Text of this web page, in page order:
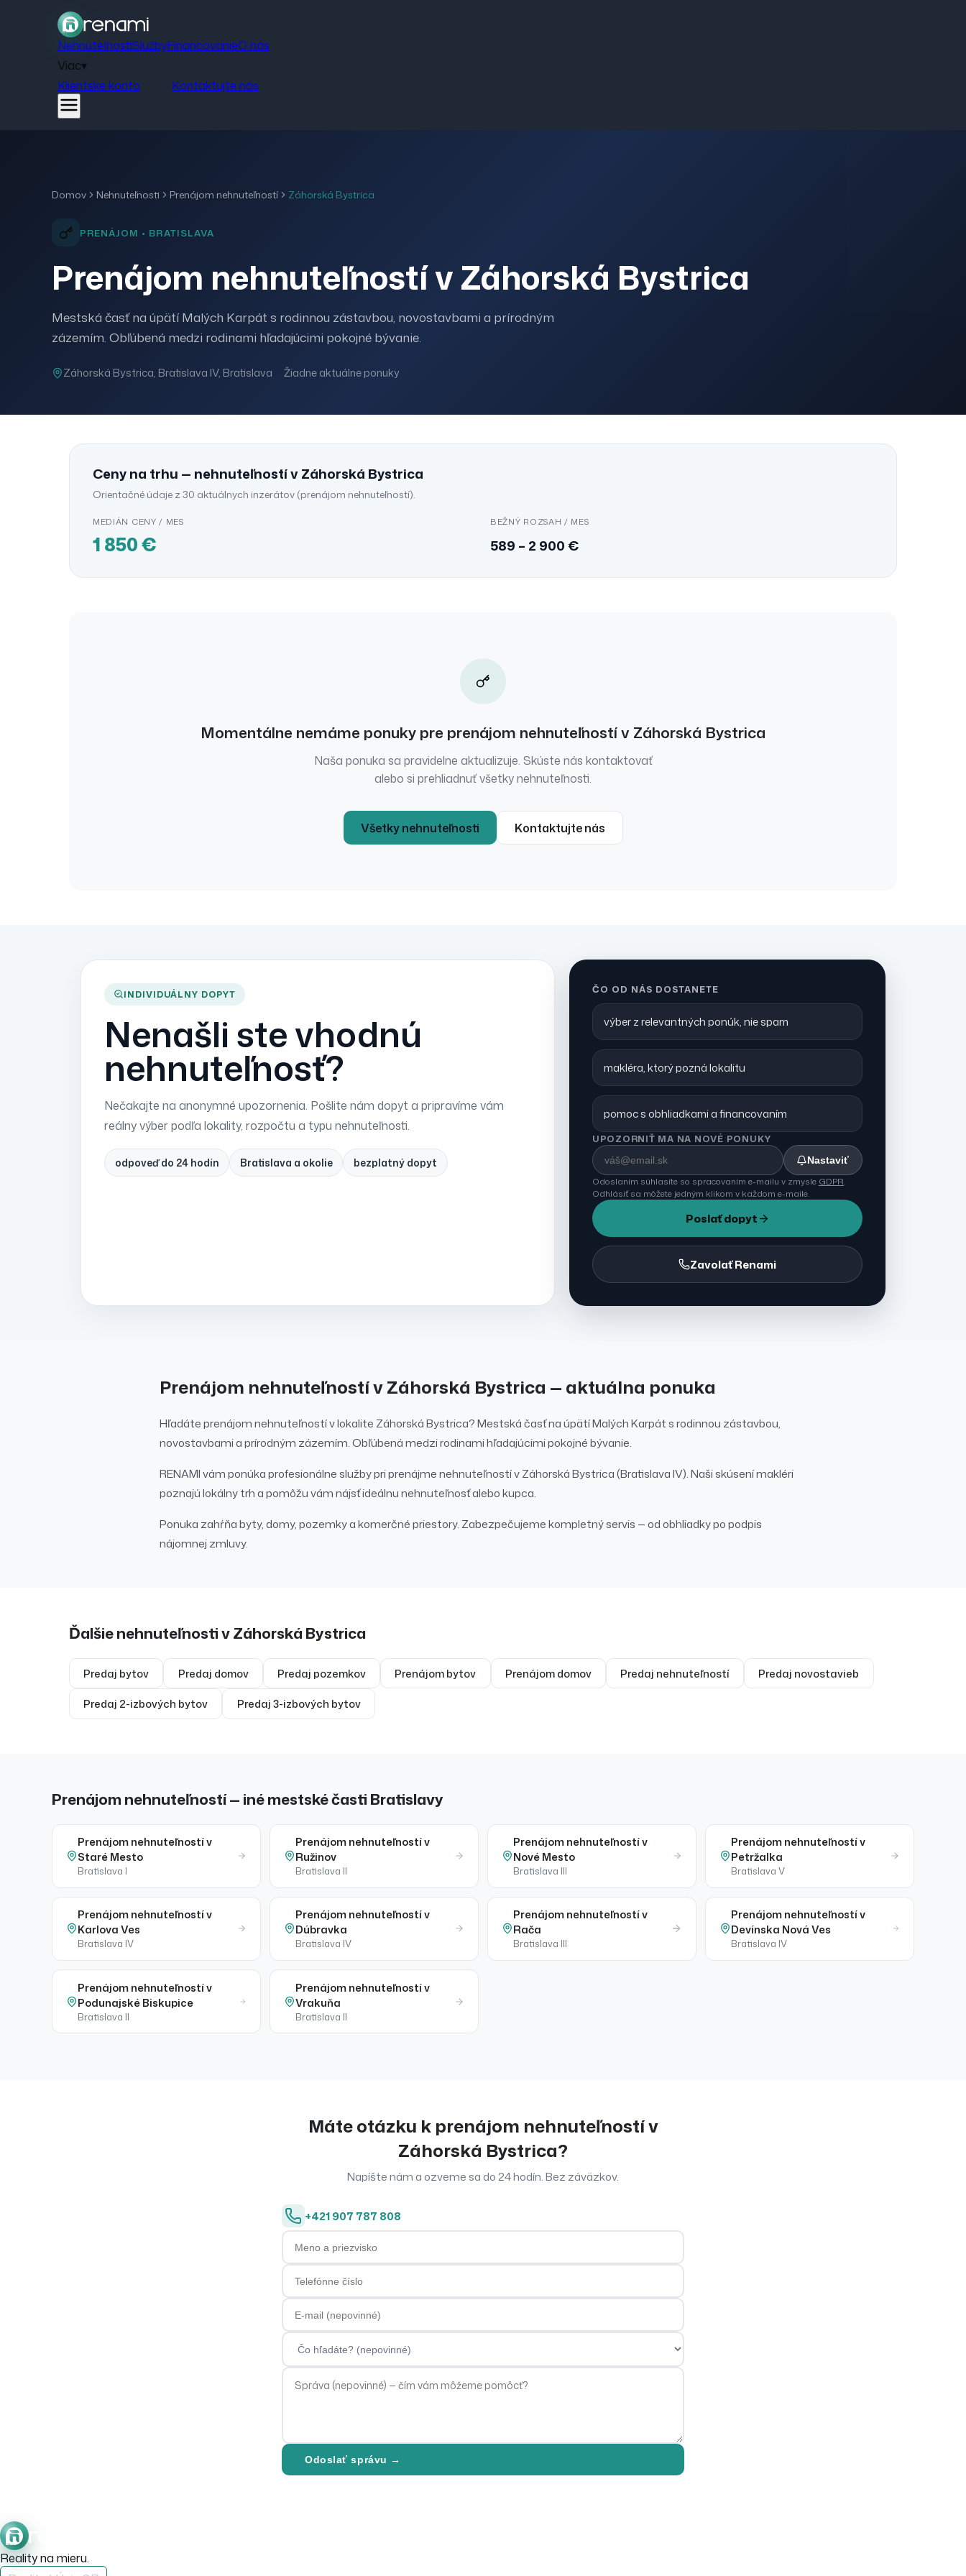
NehnuteľnostiSlužbyFinancovanieO nás
Viac▾
Klientske konto
Kontaktujte nás
Domov Nehnuteľnosti Prenájom nehnuteľností Záhorská Bystrica
PRENÁJOM • BRATISLAVA
Prenájom nehnuteľností v Záhorská Bystrica
Mestská časť na úpätí Malých Karpát s rodinnou zástavbou, novostavbami a prírodným
zázemím. Obľúbená medzi rodinami hľadajúcimi pokojné bývanie.
Záhorská Bystrica, Bratislava IV, Bratislava Žiadne aktuálne ponuky
Ceny na trhu — nehnuteľnostívZáhorská Bystrica
Orientačné údaje z 30 aktuálnych inzerátov (prenájom nehnuteľností).
MEDIÁN CENY / MES
1 850€
BEŽNÝ ROZSAH / MES
589 – 2 900€
Momentálne nemáme ponuky pre prenájom nehnuteľnostív Záhorská Bystrica
Naša ponuka sa pravidelne aktualizuje. Skúste nás kontaktovať
alebo si prehliadnuť všetky nehnuteľnosti.
Všetky nehnuteľnosti Kontaktujte nás
INDIVIDUÁLNY DOPYT
Nenašli ste vhodnú
nehnuteľnosť?
Nečakajte na anonymné upozornenia. Pošlite nám dopyt a pripravíme vám
reálny výber podľa lokality, rozpočtu a typu nehnuteľnosti.
odpoveď do 24 hodín Bratislava a okolie bezplatný dopyt
ČO OD NÁS DOSTANETE
výber z relevantných ponúk, nie spam
makléra, ktorý pozná lokalitu
pomoc s obhliadkami a financovaním
UPOZORNIŤ MA NA NOVÉ PONUKY
Nastaviť
Odoslaním súhlasíte so spracovaním e-mailu v zmysle GDPR.
Odhlásiť sa môžete jedným klikom v každom e-maile.
Poslať dopyt
Zavolať Renami
Prenájom nehnuteľnostívZáhorská Bystrica — aktuálna ponuka
Hľadáteprenájomnehnuteľnostív lokalite Záhorská Bystrica?Mestská časť na úpätí Malých Karpát s rodinnou zástavbou,
novostavbami a prírodným zázemím. Obľúbená medzi rodinami hľadajúcimi pokojné bývanie.
RENAMI vám ponúka profesionálne služby priprenájmenehnuteľnostívZáhorská Bystrica(Bratislava IV). Naši skúsení makléri
poznajú lokálny trh a pomôžu vám nájsť ideálnu nehnuteľnosť alebo kupca.
Ponuka zahŕňa byty, domy, pozemky a komerčné priestory. Zabezpečujeme kompletný servis — od obhliadky po podpis
nájomnej zmluvy.
Ďalšie nehnuteľnosti vZáhorská Bystrica
Predaj bytov Predaj domov Predaj pozemkov Prenájombytov Prenájom domov Predaj nehnuteľností Predaj novostavieb
Predaj 2-izbových bytov Predaj3-izbových bytov
Prenájom nehnuteľností — iné mestské časti Bratislavy
Prenájomnehnuteľnostív
Staré Mesto
Bratislava I
Prenájomnehnuteľnostív
Ružinov
Bratislava II
Prenájomnehnuteľnostív
Nové Mesto
Bratislava III
Prenájomnehnuteľnostív
Petržalka
Bratislava V
Prenájomnehnuteľnostív
Karlova Ves
Bratislava IV
Prenájomnehnuteľnostív
Dúbravka
Bratislava IV
Prenájomnehnuteľnostív
Rača
Bratislava III
Prenájomnehnuteľnostív
Devínska Nová Ves
Bratislava IV
Prenájomnehnuteľnostív
Podunajské Biskupice
Bratislava II
Prenájomnehnuteľnostív
Vrakuňa
Bratislava II
Máte otázku k prenájom nehnuteľnostív
Záhorská Bystrica?
Napíšte nám a ozveme sa do 24 hodín. Bez záväzkov.
+421 907 787 808
Meno a priezvisko
Telefónne číslo
E-mailová adresa
Čo hľadáte?
Správa
Odoslať správu →
Reality na mieru.